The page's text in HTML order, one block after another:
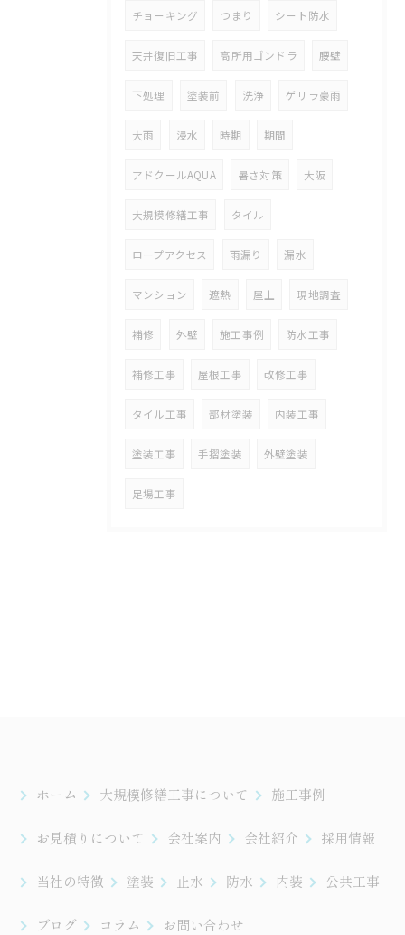
チョーキング つまり シート防水
天井復旧工事 高所用ゴンドラ 腰壁
下処理 塗装前 洗浄 ゲリラ豪雨
大雨 浸水 時期 期間
アドクールAQUA 暑さ対策 大阪
大規模修繕工事 タイル
ロープアクセス 雨漏り 漏水
マンション 遮熱 屋上 現地調査
補修 外壁 施工事例 防水工事
補修工事 屋根工事 改修工事
タイル工事 部材塗装 内装工事
塗装工事 手摺塗装 外壁塗装
足場工事
ホーム 大規模修繕工事について 施工事例
お見積りについて 会社案内 会社紹介 採用情報
当社の特徴 塗装 止水 防水 内装 公共工事
ブログ コラム お問い合わせ